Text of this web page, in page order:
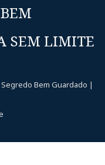
SEM LIMITE
Segredo Bem Guardado |